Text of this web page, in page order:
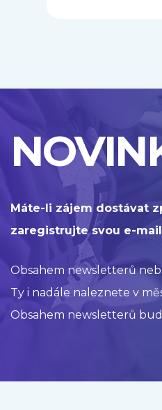
Máte-li zájem dostávat
zaregistrujte svou e-
Obsahem newsletterů
Ty i nadále naleznete v
Obsahem newsletterů